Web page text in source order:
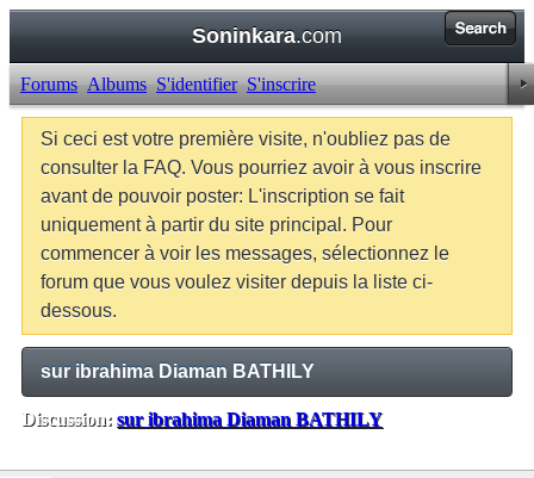
Soninkara.com
Forums Albums S'identifier S'inscrire
Si ceci est votre première visite, n'oubliez pas de
consulter la FAQ. Vous pourriez avoir à vous inscrire
avant de pouvoir poster: L'inscription se fait
uniquement à partir du site principal. Pour
commencer à voir les messages, sélectionnez le
forum que vous voulez visiter depuis la liste ci-
dessous.
sur ibrahima Diaman BATHILY
Discussion: sur ibrahima Diaman BATHILY